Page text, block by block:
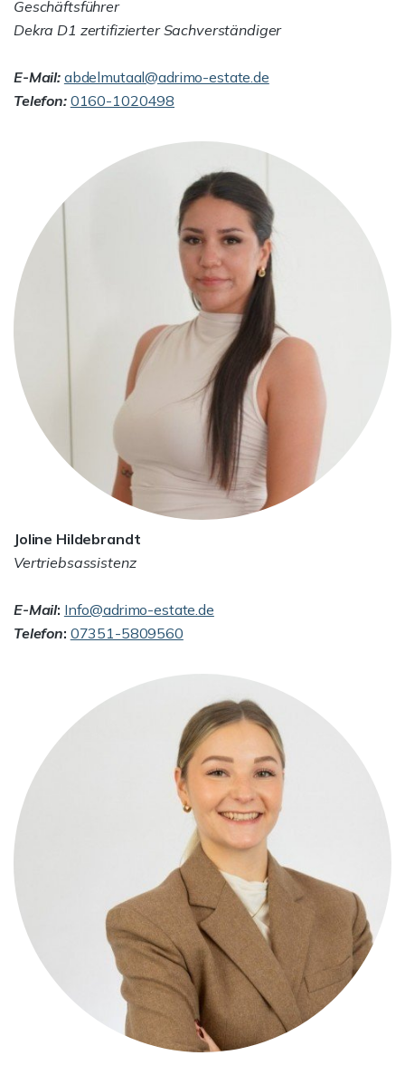
Geschäftsführer
Dekra D1 zertifizierter Sachverständiger
E-Mail: abdelmutaal@adrimo-estate.de
Telefon: 0160-1020498
Joline Hildebrandt
Vertriebsassistenz
E-Mail: Info@adrimo-estate.de
Telefon: 07351-5809560